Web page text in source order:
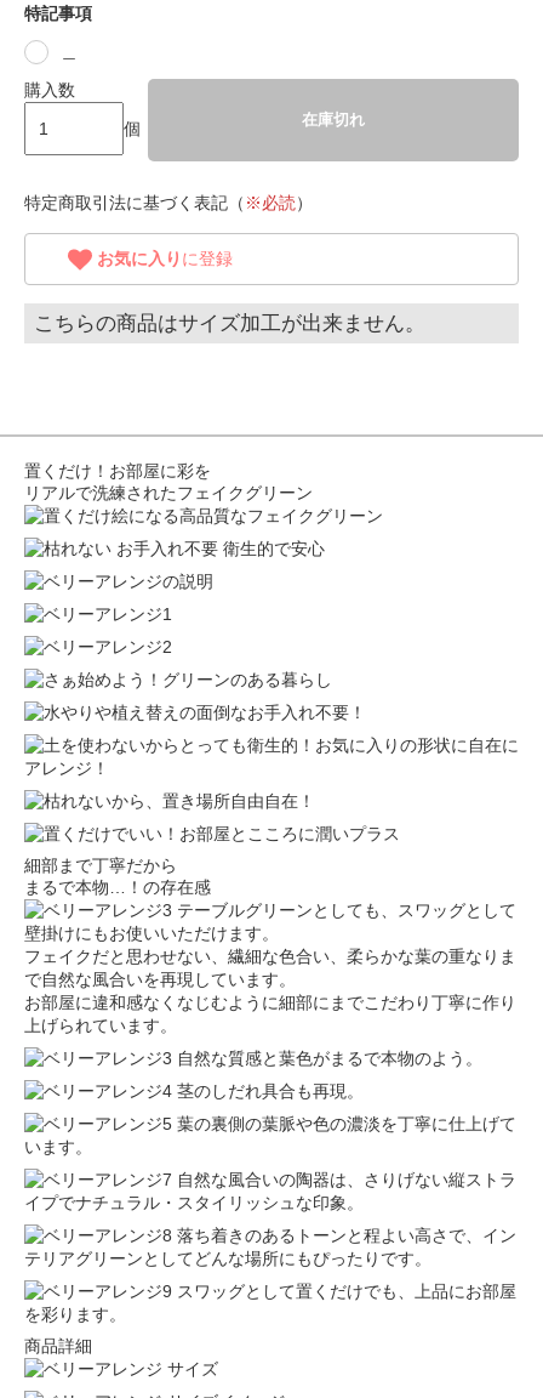
特記事項
購入数
個
在庫切れ
特定商取引法に基づく表記（ ※必読）
お気に入り に登録
こちらの商品はサイズ加工が出来ません。
置くだけ！お部屋に彩を
リアルで洗練されたフェイクグリーン
細部まで丁寧だから
まるで本物…！の存在感
テーブルグリーンとしても、スワッグとして
壁掛けにもお使いいただけます。
フェイクだと思わせない、繊細な色合い、柔らかな葉の重なりま
で自然な風合いを再現しています。
お部屋に違和感なくなじむように細部にまでこだわり丁寧に作り
上げられています。
自然な質感と葉色がまるで本物のよう。
茎のしだれ具合も再現。
葉の裏側の葉脈や色の濃淡を丁寧に仕上げて
います。
自然な風合いの陶器は、さりげない縦ストラ
イプでナチュラル・スタイリッシュな印象。
落ち着きのあるトーンと程よい高さで、イン
テリアグリーンとしてどんな場所にもぴったりです。
スワッグとして置くだけでも、上品にお部屋
を彩ります。
商品詳細